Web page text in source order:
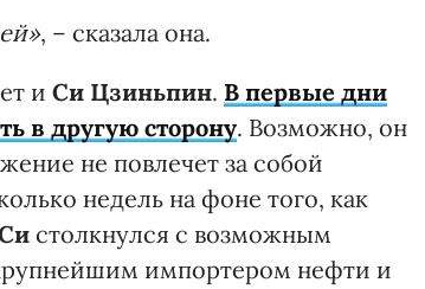
, – сказала она.
и Си Цзиньпин. В первые дни
в другую сторону. Возможно, он
не повлечет за собой
недель на фоне того, как
столкнулся с возможным
импортером нефти и